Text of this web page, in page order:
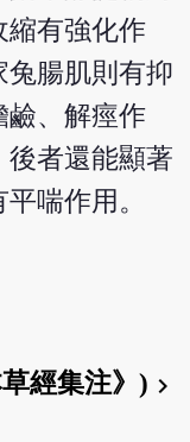
縮有強化作
兔腸肌則有抑
鹼、解痙作
後者還能顯著
喘作用。
經集注》) chevron_right